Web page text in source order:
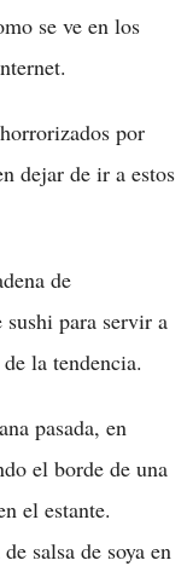
se ve en los
por
dejar de ir a estos
de
para servir a
la tendencia.
pasada, en
el borde de una
el estante.
salsa de soya en